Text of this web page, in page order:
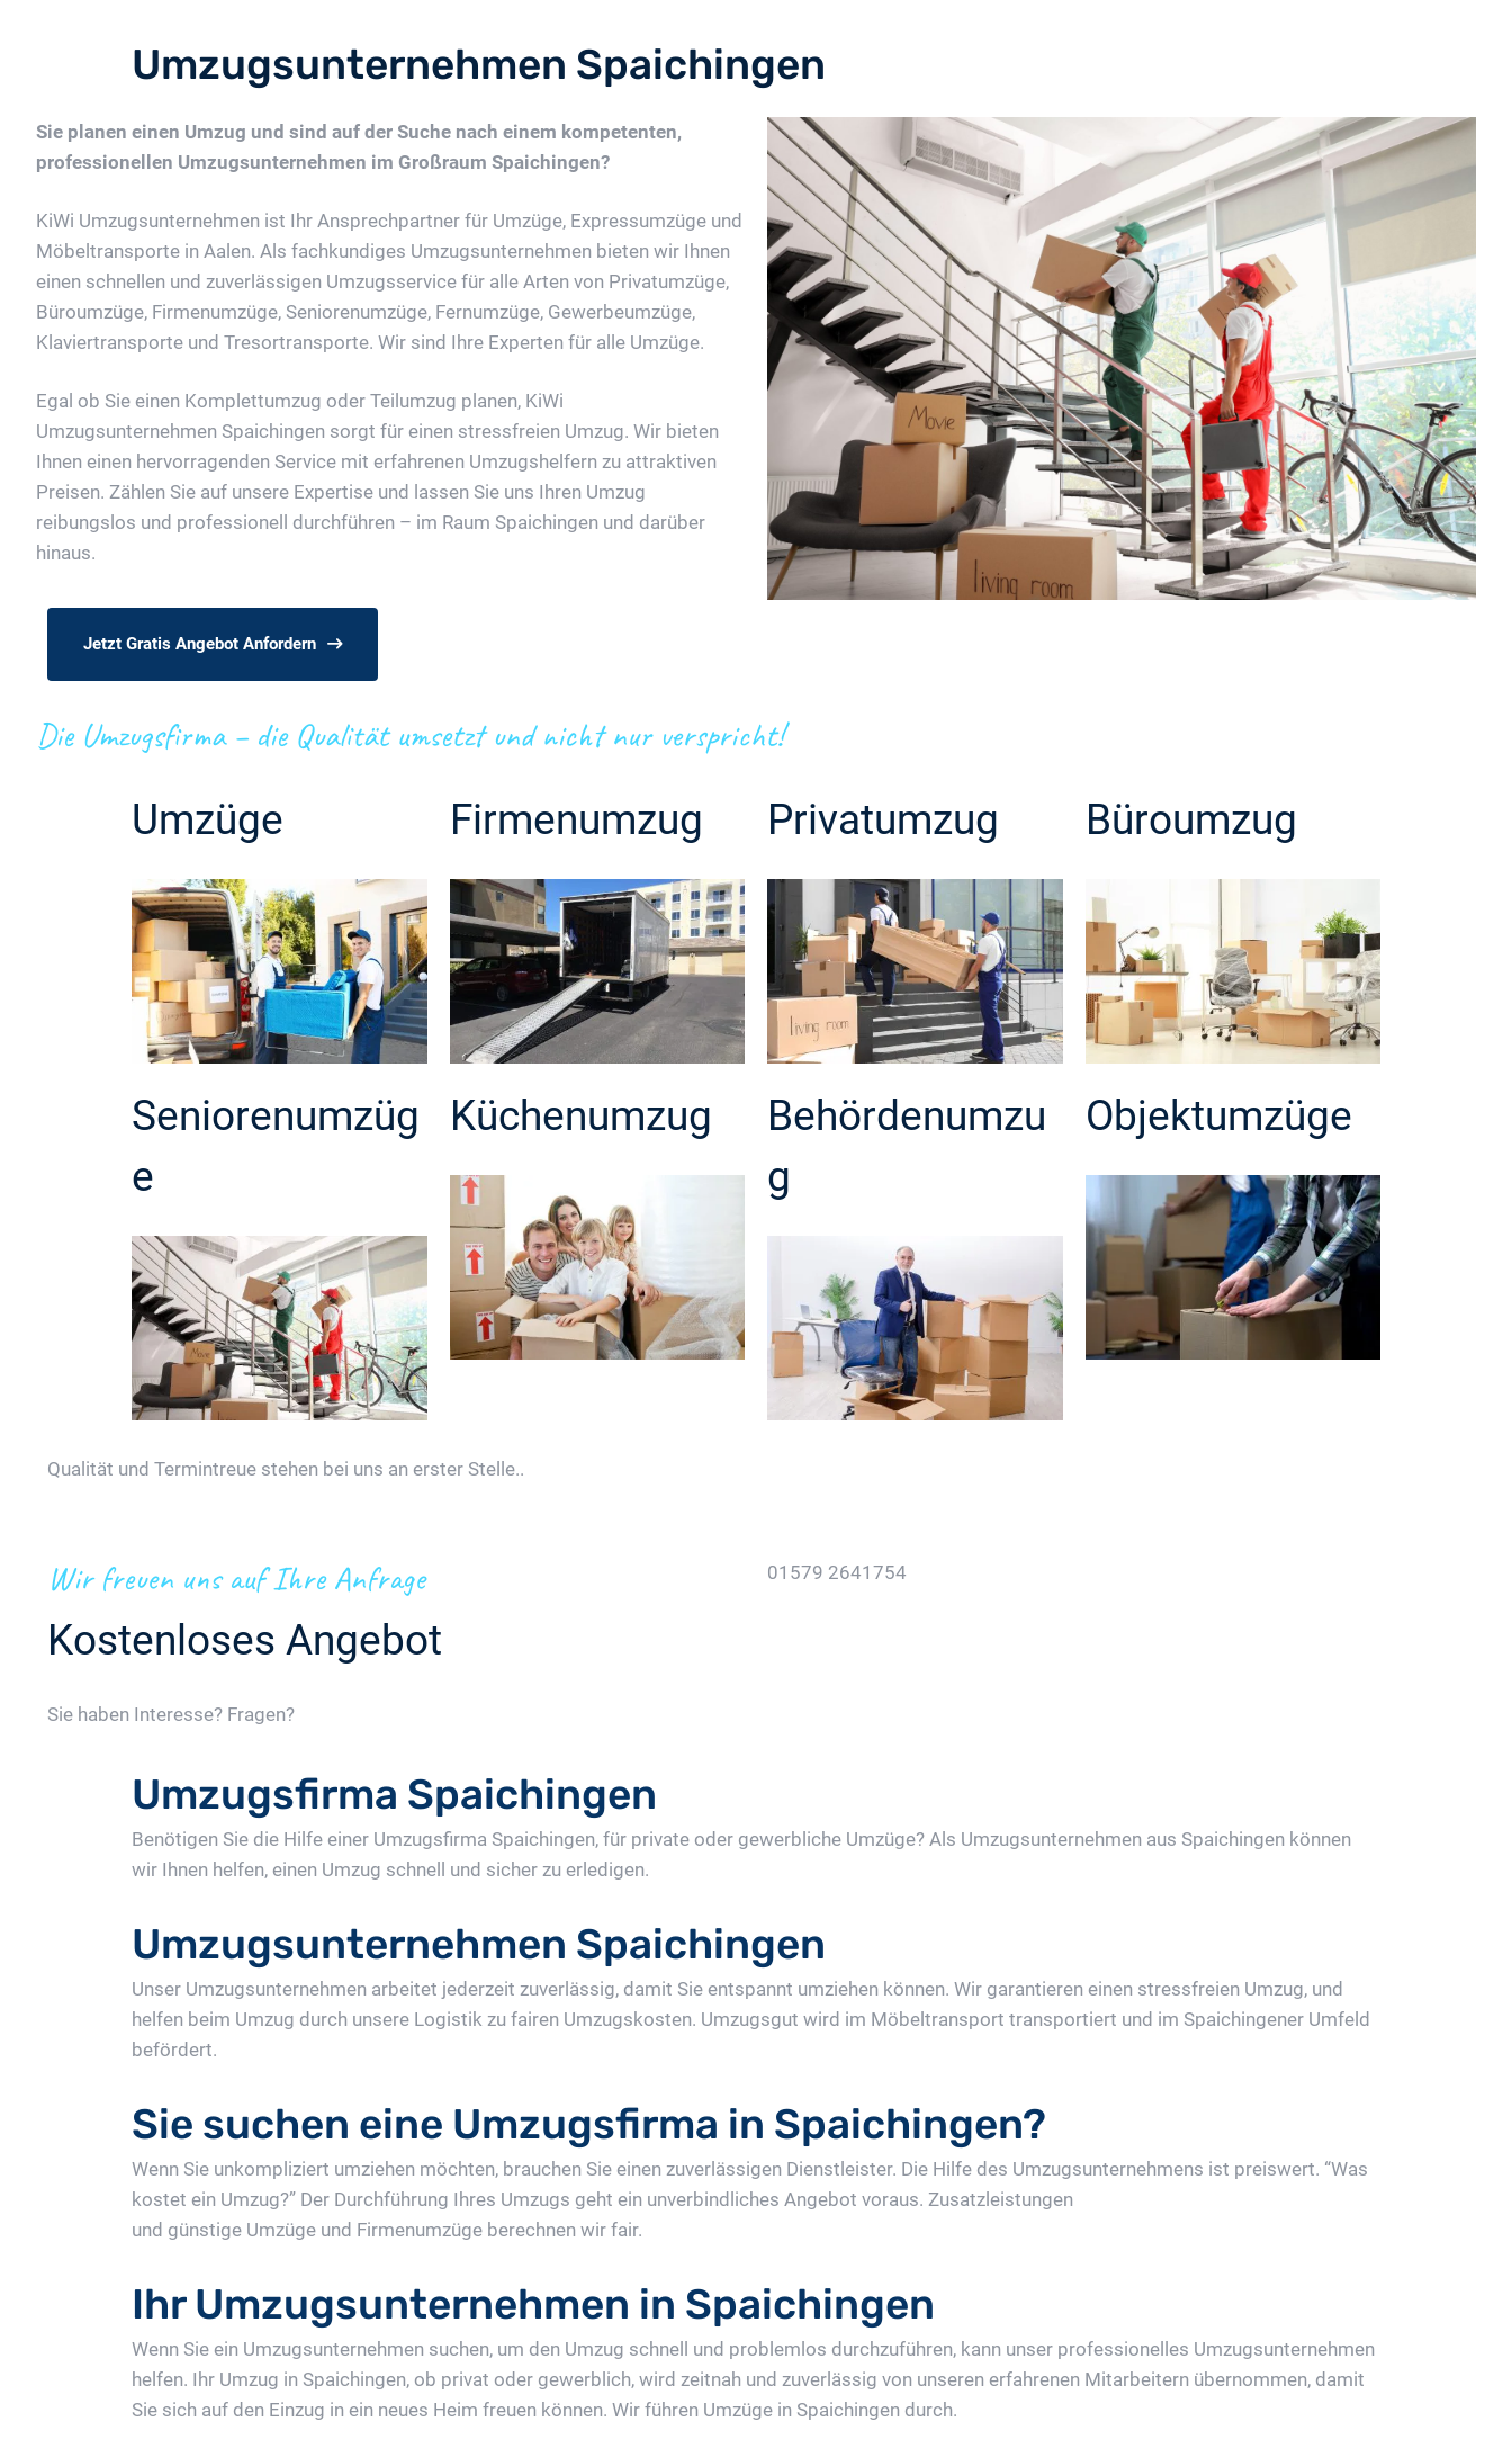
Umzugsunternehmen Spaichingen
Sie planen einen Umzug und sind auf der Suche nach einem kompetenten,
professionellen Umzugsunternehmen im Großraum Spaichingen?
KiWi Umzugsunternehmen ist Ihr Ansprechpartner für Umzüge, Expressumzüge und
Möbeltransporte in Aalen. Als fachkundiges Umzugsunternehmen bieten wir Ihnen
einen schnellen und zuverlässigen Umzugsservice für alle Arten von Privatumzüge,
Büroumzüge, Firmenumzüge, Seniorenumzüge, Fernumzüge, Gewerbeumzüge,
Klaviertransporte und Tresortransporte. Wir sind Ihre Experten für alle Umzüge.
Egal ob Sie einen Komplettumzug oder Teilumzug planen, KiWi
Umzugsunternehmen Spaichingen sorgt für einen stressfreien Umzug. Wir bieten
Ihnen einen hervorragenden Service mit erfahrenen Umzugshelfern zu attraktiven
Preisen. Zählen Sie auf unsere Expertise und lassen Sie uns Ihren Umzug
reibungslos und professionell durchführen – im Raum Spaichingen und darüber
hinaus.
Jetzt Gratis Angebot Anfordern
Die Umzugsfirma – die Qualität umsetzt und nicht nur verspricht!
Umzüge Firmenumzug Privatumzug Büroumzug
Seniorenumzüg
e
Küchenumzug
Behördenumzu
g
Objektumzüge
Qualität und Termintreue stehen bei uns an erster Stelle..
Wir freuen uns auf Ihre Anfrage
Kostenloses Angebot
Sie haben Interesse? Fragen?
01579 2641754
Umzugsfirma Spaichingen
Benötigen Sie die Hilfe einer Umzugsfirma Spaichingen, für private oder gewerbliche Umzüge? Als Umzugsunternehmen aus Spaichingen können
wir Ihnen helfen, einen Umzug schnell und sicher zu erledigen.
Umzugsunternehmen Spaichingen
Unser Umzugsunternehmen arbeitet jederzeit zuverlässig, damit Sie entspannt umziehen können. Wir garantieren einen stressfreien Umzug, und
helfen beim Umzug durch unsere Logistik zu fairen Umzugskosten. Umzugsgut wird im Möbeltransport transportiert und im Spaichingener Umfeld
befördert.
Sie suchen eine Umzugsfirma in Spaichingen?
Wenn Sie unkompliziert umziehen möchten, brauchen Sie einen zuverlässigen Dienstleister. Die Hilfe des Umzugsunternehmens ist preiswert. “Was
kostet ein Umzug?” Der Durchführung Ihres Umzugs geht ein unverbindliches Angebot voraus. Zusatzleistungen
und günstige Umzüge und Firmenumzüge berechnen wir fair.
Ihr Umzugsunternehmen in Spaichingen
Wenn Sie ein Umzugsunternehmen suchen, um den Umzug schnell und problemlos durchzuführen, kann unser professionelles Umzugsunternehmen
helfen. Ihr Umzug in Spaichingen, ob privat oder gewerblich, wird zeitnah und zuverlässig von unseren erfahrenen Mitarbeitern übernommen, damit
Sie sich auf den Einzug in ein neues Heim freuen können. Wir führen Umzüge in Spaichingen durch.